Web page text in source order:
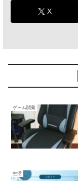
X
ゲーム開発
生活